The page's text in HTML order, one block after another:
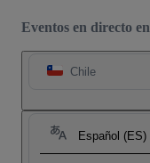
Eventos en directo
Chile
Español (ES)